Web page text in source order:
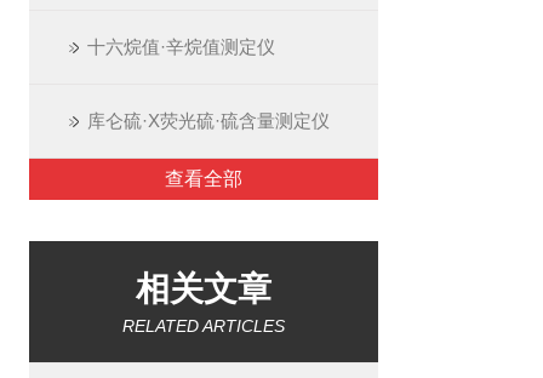
十六烷值·辛烷值测定仪
库仑硫·X荧光硫·硫含量测定仪
查看全部
相关文章
RELATED ARTICLES